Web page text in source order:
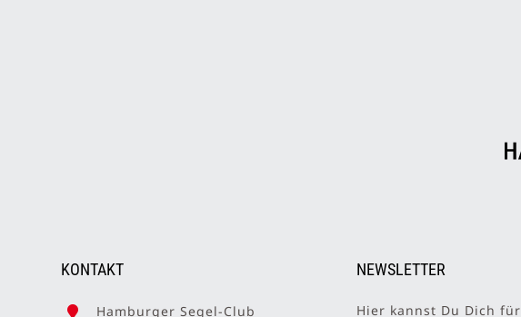
KONTAKT
Hamburger Segel-Club
NEWSLETTER
Hier kannst Du Dich für